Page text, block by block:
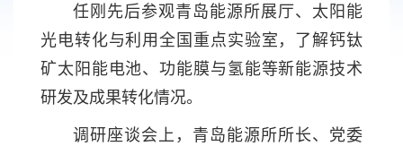
任刚先后参观青岛能源所展厅、太阳能
光电转化与利用全国重点实验室，了解钙钛
矿太阳能电池、功能膜与氢能等新能源技术
研发及成果转化情况。
调研座谈会上，青岛能源所所长、党委